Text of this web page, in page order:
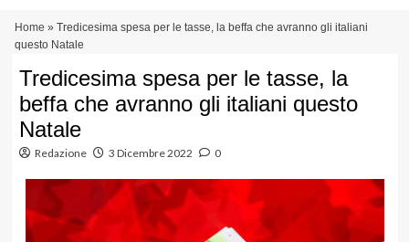
contenuto
principale
Home » Tredicesima spesa per le tasse, la beffa che avranno gli italiani
questo Natale
Tredicesima spesa per le tasse, la
beffa che avranno gli italiani questo
Natale
Redazione 3 Dicembre 2022 0